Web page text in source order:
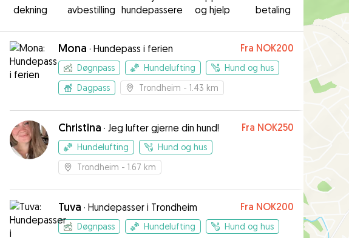
dekning
avbestilling hundepassere
og hjelp
betaling
Mona · Hundepass i ferien Fra NOK200
Døgnpass Hundelufting
Hund og hus
Dagpass
Trondheim - 1.43 km
Christina · Jeg lufter gjerne din hund! Fra NOK250
Hundelufting
Hund og hus
Trondheim - 1.67 km
Tuva · Hundepasser i Trondheim Fra NOK200
Døgnpass Hundelufting
Hund og hus